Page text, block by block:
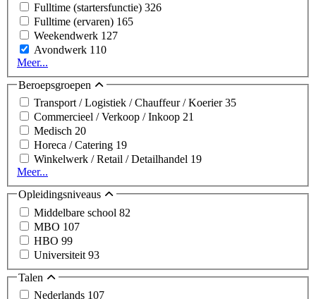
Fulltime (startersfunctie) 326
Fulltime (ervaren) 165
Weekendwerk 127
Avondwerk 110
Meer...
Beroepsgroepen
Transport / Logistiek / Chauffeur / Koerier35
Commercieel / Verkoop / Inkoop 21
Medisch 20
Horeca / Catering 19
Winkelwerk / Retail / Detailhandel 19
Meer...
Opleidingsniveaus
Middelbare school 82
MBO 107
HBO 99
Universiteit 93
Talen
Nederlands 107